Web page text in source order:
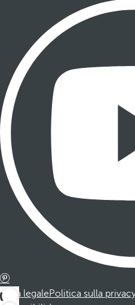
Nota legalePolitica sulla